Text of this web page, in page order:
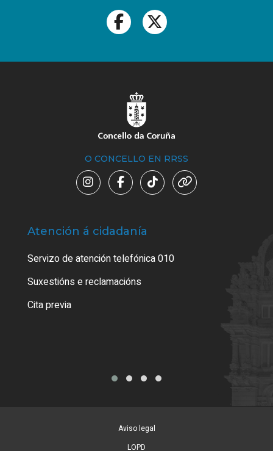
O CONCELLO EN RRSS
Atención á cidadanía
Servizo de atención telefónica 010
Suxestións e reclamacións
Cita previa
Aviso legal
LOPD